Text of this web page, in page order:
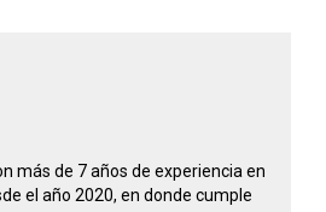
más de 7 años de experiencia en
el año 2020, en donde cumple